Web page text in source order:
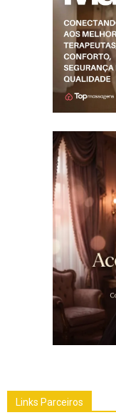
Links Parceiros